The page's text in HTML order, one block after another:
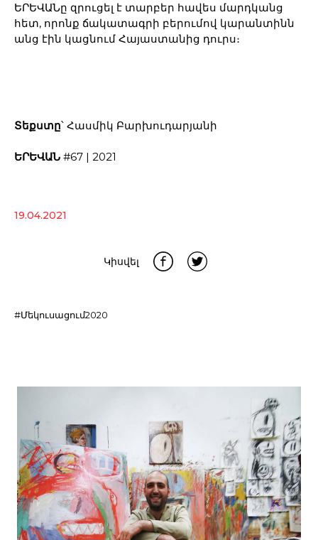
ԵՐԵՎԱՆը զրուցել է տարբեր հավես մարդկանց
հետ, որոնք ճակատագրի բերումով կարանտինն
անց էին կացնում Հայաստանից դուրս։
Տեքստը՝ Հասմիկ Բարխուդարյանի
ԵՐԵՎԱՆ #67 | 2021
19.04.2021
Կիսվել
#Մեկուսացում2020